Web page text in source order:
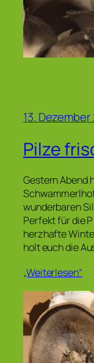
13. Dezember
Pilze
Gestern Abend
wunderbaren
Perfekt für die
herzhafte
holt euch die
„Weiterlesen“